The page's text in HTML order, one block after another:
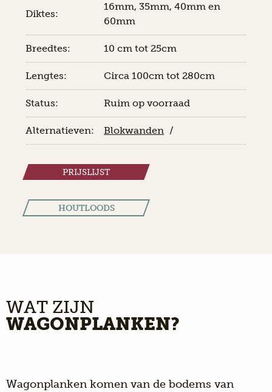
Diktes:
16mm, 35mm, 40mm en
60mm
Breedtes: 10 cm tot 25cm
Lengtes: Circa 100cm tot 280cm
Status: Ruim op voorraad
Alternatieven: Blokwanden /
PRIJSLIJST
HOUTLOODS
WAT ZIJN
WAGONPLANKEN?
Wagonplanken komen van de bodems van